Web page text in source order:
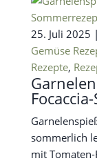
25. Juli 2025 |
Gemüse
Rezepte,
sommerlich
mit Tomaten-